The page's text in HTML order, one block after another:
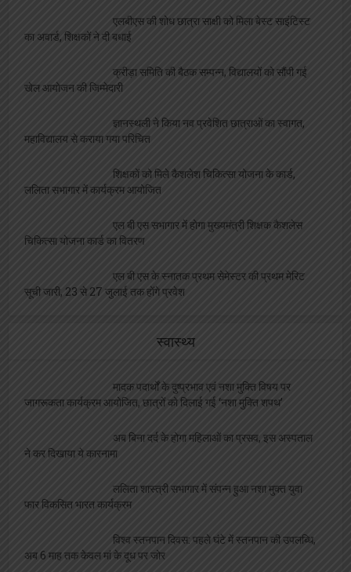
एलबीएस की शोध छात्रा साक्षी को मिला बेस्ट साइंटिस्ट
का अवार्ड, शिक्षकों ने दी बधाई
क्रीड़ा समिति की बैठक सम्पन्न, विद्यालयों को सौंपी गई
खेल आयोजन की जिम्मेदारी
ज्ञानस्थली ने किया नव प्रवेशित छात्राओं का स्वागत,
महाविद्यालय से कराया गया परिचित
शिक्षकों को मिले कैशलेश चिकित्सा योजना के कार्ड,
ललिता सभागार में कार्यक्रम आयोजित
एल बी एस सभागार में होगा मुख्यमंत्री शिक्षक कैशलेस
चिकित्सा योजना कार्ड का वितरण
एल बी एस के स्नातक प्रथम सेमेस्टर की प्रथम मेरिट
सूची जारी, 23 से 27 जुलाई तक होंगे प्रवेश
स्वास्थ्य
मादक पदार्थों के दुष्प्रभाव एवं नशा मुक्ति विषय पर
जागरूकता कार्यक्रम आयोजित, छात्रों को दिलाई गई ‘नशा मुक्ति शपथ’
अब बिना दर्द के होगा महिलाओं का प्रसव, इस अस्पताल
ने कर दिखाया ये कारनामा
ललिता शास्त्री सभागार में संपन्न हुआ नशा मुक्त युवा
फार विकसित भारत कार्यक्रम
विश्व स्तनपान दिवस: पहले घंटे में स्तनपान की उपलब्धि,
अब 6 माह तक केवल मां के दूध पर जोर